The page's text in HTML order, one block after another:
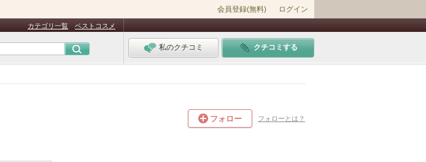
会員登録(無料) ログイン
カテゴリ一覧 ベストコスメ
私のクチコミ クチコミする
フォロー フォローとは？